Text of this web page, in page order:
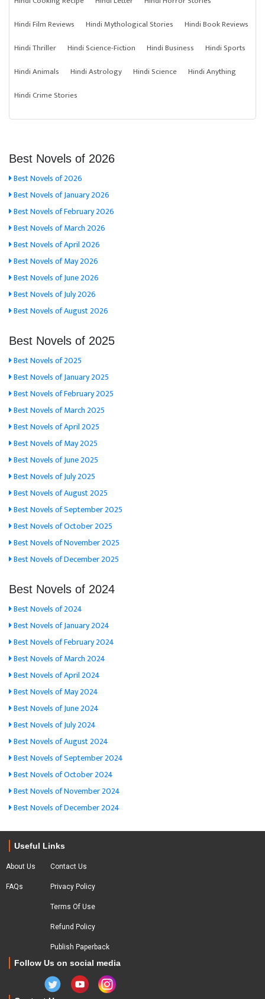
Hindi Film Reviews
Hindi Mythological Stories
Hindi Book Reviews
Hindi Thriller
Hindi Science-Fiction Hindi Business
Hindi Sports
Hindi Animals
Hindi Astrology Hindi Science
Hindi Anything
Hindi Crime Stories
Best Novels of 2026
Best Novels of 2026
Best Novels of January 2026
Best Novels of February 2026
Best Novels of March 2026
Best Novels of April 2026
Best Novels of May 2026
Best Novels of June 2026
Best Novels of July 2026
Best Novels of August 2026
Best Novels of 2025
Best Novels of 2025
Best Novels of January 2025
Best Novels of February 2025
Best Novels of March 2025
Best Novels of April 2025
Best Novels of May 2025
Best Novels of June 2025
Best Novels of July 2025
Best Novels of August 2025
Best Novels of September 2025
Best Novels of October 2025
Best Novels of November 2025
Best Novels of December 2025
Best Novels of 2024
Best Novels of 2024
Best Novels of January 2024
Best Novels of February 2024
Best Novels of March 2024
Best Novels of April 2024
Best Novels of May 2024
Best Novels of June 2024
Best Novels of July 2024
Best Novels of August 2024
Best Novels of September 2024
Best Novels of October 2024
Best Novels of November 2024
Best Novels of December 2024
Useful Links
About Us
FAQs
Contact Us
Privacy Policy
Terms Of Use
Refund Policy
Publish Paperback
Follow Us on social media